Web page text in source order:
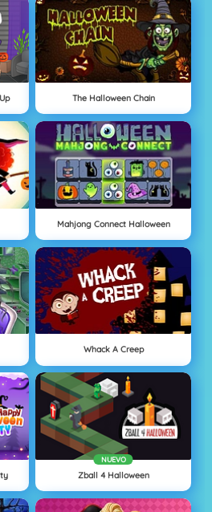
The Halloween Chain
Mahjong Connect Halloween
Whack A Creep
NUEVO
Zball 4 Halloween